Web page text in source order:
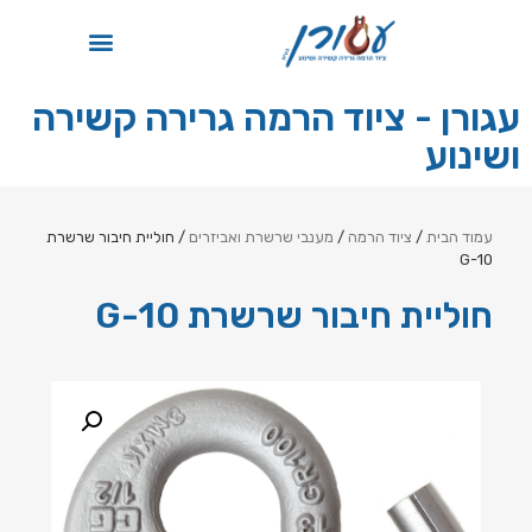
עגורן - ציוד הרמה גרירה קשירה
ושינוע
עמוד הבית / ציוד הרמה / מענבי שרשרת ואביזרים / חוליית חיבור שרשרת
G-10
חוליית חיבור שרשרת G-10